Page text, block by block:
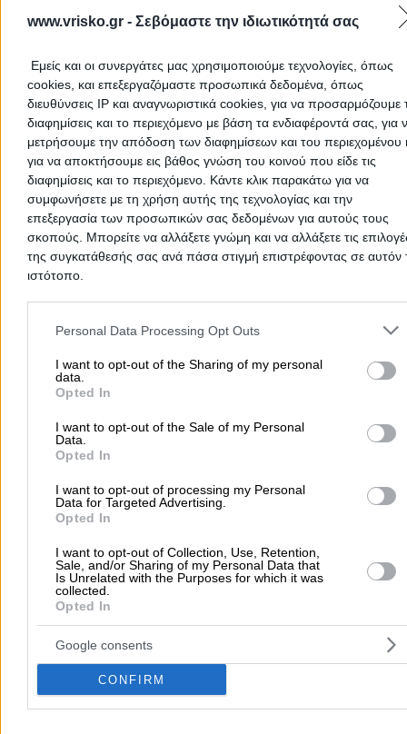
www.vrisko.gr - Σεβόμαστε την ιδιωτικότητά σας
Εμείς και οι συνεργάτες μας χρησιμοποιούμε τεχνολογίες, όπως
cookies, και επεξεργαζόμαστε προσωπικά δεδομένα, όπως
διευθύνσεις IP και αναγνωριστικά cookies, για να προσαρμόζουμε
διαφημίσεις και το περιεχόμενο με βάση τα ενδιαφέροντά σας, για
μετρήσουμε την απόδοση των διαφημίσεων και του περιεχομένου
για να αποκτήσουμε εις βάθος γνώση του κοινού που είδε τις
διαφημίσεις και το περιεχόμενο. Κάντε κλικ παρακάτω για να
συμφωνήσετε με τη χρήση αυτής της τεχνολογίας και την
επεξεργασία των προσωπικών σας δεδομένων για αυτούς τους
σκοπούς. Μπορείτε να αλλάξετε γνώμη και να αλλάξετε τις
της συγκατάθεσής σας ανά πάσα στιγμή επιστρέφοντας σε αυτόν
ιστότοπο.
Please note that this website/app uses one or more Google
and may gather and store information including but not limited to
to Google and its third-party tags to use your data for below
purposes in below Google consent section.
Personal Data Processing Opt Outs
I want to opt-out of the Sharing of my personal
data.
Opted In
I want to opt-out of the Sale of my Personal
Data.
Opted In
I want to opt-out of processing my Personal
Data for Targeted Advertising.
Opted In
I want to opt-out of Collection, Use, Retention,
Sale, and/or Sharing of my Personal Data that
Is Unrelated with the Purposes for which it was
collected.
Opted In
Google consents
CONFIRM
ΜΑΚΡΗΣ
Θερμοκήπια – Φυτώρια – Σποριόφυτα – Βιομηχανική
Ντομάτα
Ανθοκομικά - Δενδροκομικά
2ο χλμ. Βαμβακού - Φαρσάλων, Φάρσαλα
ΓΕΩΠΟΝΙΚΑ ΚΟΥΣΟΥΛΑΣ ΜΟΝ ΙΚΕ
Άνθη – Φυτά – Καλλωπιστικά – Λουλούδια – Εργαλεία
- Πα ...
Ανθοκομικά - Δενδροκομικά
27ο χλμ. Ε.Ο. Αθηνών - Λαμίας, Αφίδνες
2295302447
ΦΥΤΩΡΙΟ GREEN POINT